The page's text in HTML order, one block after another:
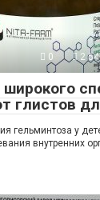
0 2
глистов
гельминтоза у
внутренних